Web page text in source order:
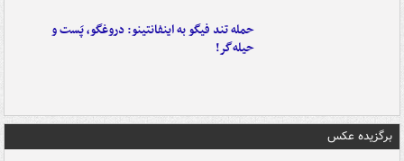
حمله تند فیگو به اینفانتینو: دروغگو، پَست‌ و
حیله‌گر!
برگزیده عکس